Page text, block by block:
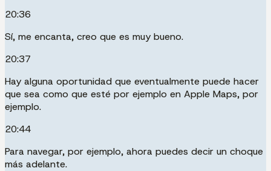
20:36
Sí, me encanta, creo que es muy bueno.
20:37
Hay alguna oportunidad que eventualmente puede hacer
que sea como que esté por ejemplo en Apple Maps, por
ejemplo.
20:44
Para navegar, por ejemplo, ahora puedes decir un choque
más adelante.